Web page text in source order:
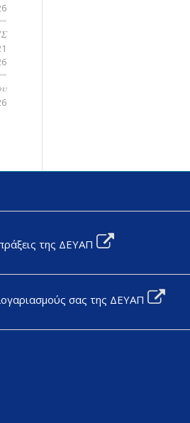
της ΔΕΥΑΠ
σας της ΔΕΥΑΠ